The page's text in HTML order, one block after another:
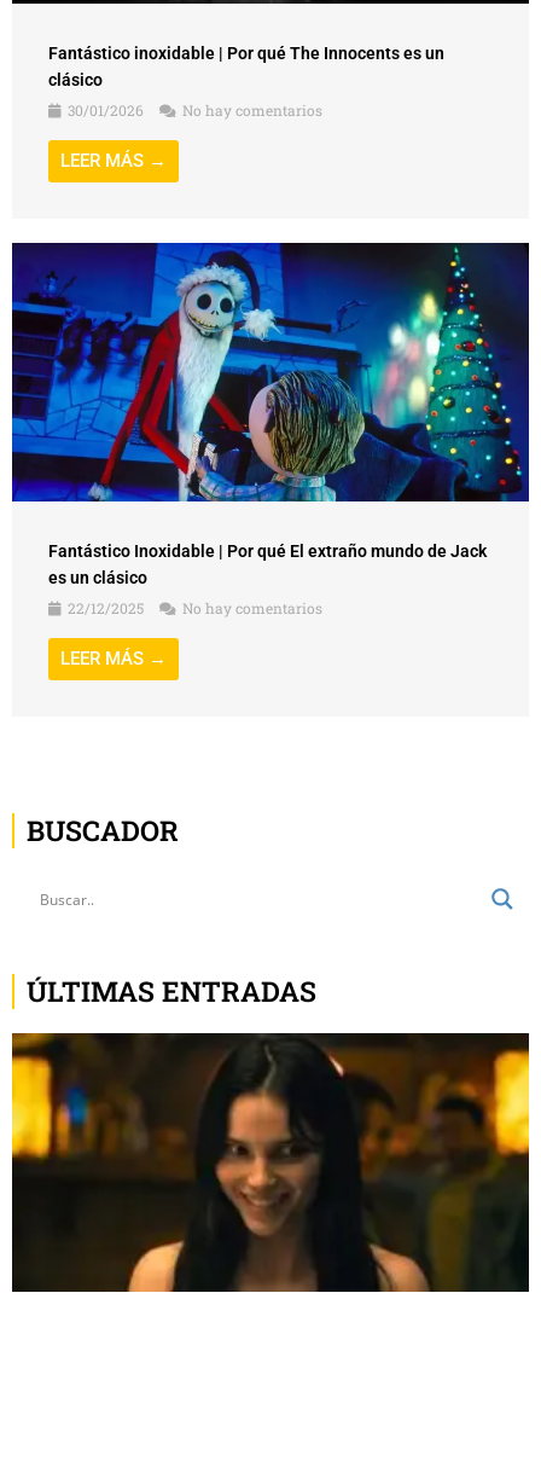
Fantástico inoxidable | Por qué The Innocents es un
clásico
30/01/2026
No hay comentarios
LEER MÁS →
Fantástico Inoxidable | Por qué El extraño mundo de Jack
es un clásico
22/12/2025
No hay comentarios
LEER MÁS →
BUSCADOR
ÚLTIMAS ENTRADAS